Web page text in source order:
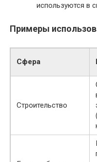
используются в
Примеры
Сфера
Строительство